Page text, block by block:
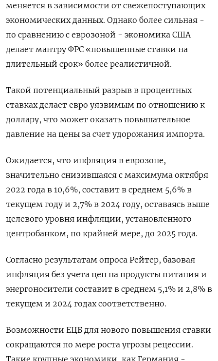
меняется в зависимости от свежепоступающих
экономических данных. Однако более сильная -
по сравнению с еврозоной - экономика США
делает мантру ФРС «повышенные ставки на
длительный срок» более реалистичной.
Такой потенциальный разрыв в процентных
ставках делает евро уязвимым по отношению к
доллару, что может оказать повышательное
давление на цены за счет удорожания импорта.
Ожидается, что инфляция в еврозоне,
значительно снизившаяся с максимума октября
2022 года в 10,6%, составит в среднем 5,6% в
текущем году и 2,7% в 2024 году, оставаясь выше
целевого уровня инфляции, установленного
центробанком, по крайней мере, до 2025 года.
Согласно результатам опроса Рейтер, базовая
инфляция без учета цен на продукты питания и
энергоносители составит в среднем 5,1% и 2,8% в
текущем и 2024 годах соответственно.
Возможности ЕЦБ для нового повышения ставки
сокращаются по мере роста угрозы рецессии.